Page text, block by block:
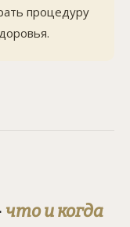
процедуру
что и когда